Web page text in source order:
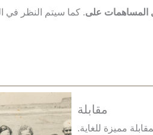
على. كما سيتم النظر في
مقابلة
مميزة للغاية.